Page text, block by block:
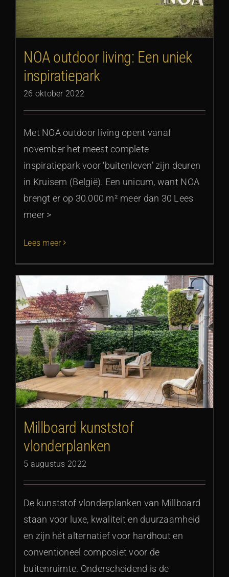
NOA outdoor living: Een uniek
inspiratiepark
26 oktober 2022
Met NOA outdoor living opent vanaf
november het meest complete
inspiratiepark voor ‘buitenleven’ zijn deuren
in Kruisem (België). Een unicum, want NOA
brengt er op 30.000 m² meer dan 30 Lees
meer >
Lees meer
Millboard kunststof
vlonderplanken
5 augustus 2022
De kunststof vlonderplanken van Millboard
staan voor luxe, kwaliteit en duurzaamheid
en zijn hét alternatief voor hardhout en
conventioneel composiet voor de
buitenruimte. Onderscheidend is de